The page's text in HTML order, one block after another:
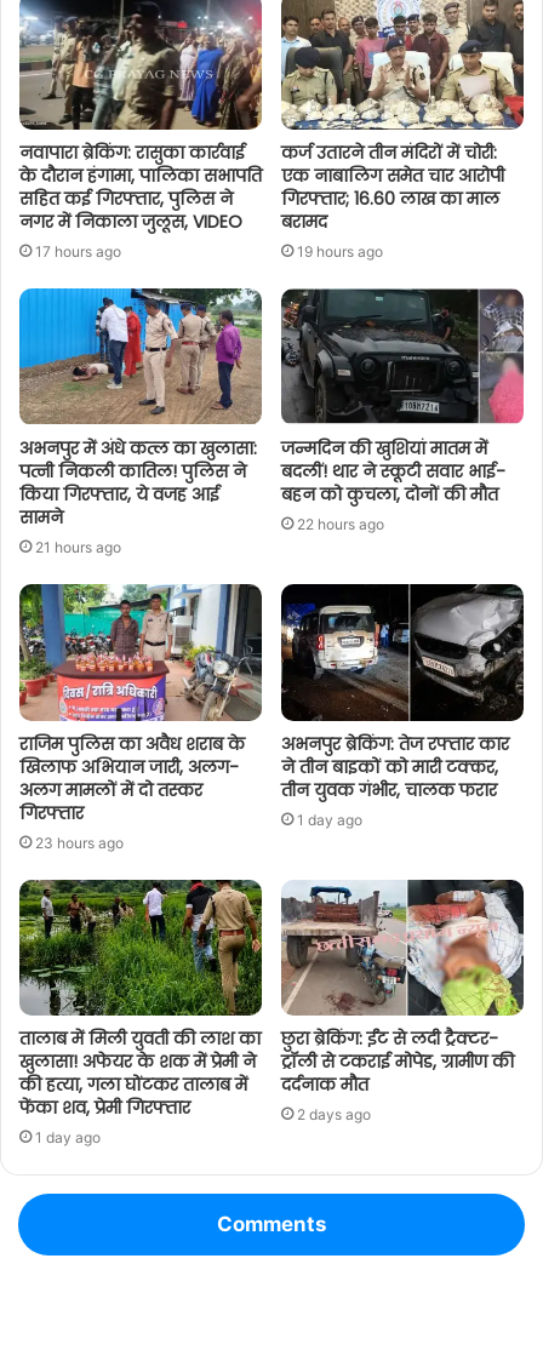
नवापारा ब्रेकिंग: रासुका कार्रवाई
के दौरान हंगामा, पालिका सभापति
सहित कई गिरफ्तार, पुलिस ने
नगर में निकाला जुलूस, VIDEO
17 hours ago
कर्ज उतारने तीन मंदिरों में चोरी:
एक नाबालिग समेत चार आरोपी
गिरफ्तार; 16.60 लाख का माल
बरामद
19 hours ago
अभनपुर में अंधे कत्ल का खुलासा:
पत्नी निकली कातिल! पुलिस ने
किया गिरफ्तार, ये वजह आई
सामने
21 hours ago
जन्मदिन की खुशियां मातम में
बदलीं! थार ने स्कूटी सवार भाई-
बहन को कुचला, दोनों की मौत
22 hours ago
राजिम पुलिस का अवैध शराब के
खिलाफ अभियान जारी, अलग-
अलग मामलों में दो तस्कर
गिरफ्तार
23 hours ago
अभनपुर ब्रेकिंग: तेज रफ्तार कार
ने तीन बाइकों को मारी टक्कर,
तीन युवक गंभीर, चालक फरार
1 day ago
तालाब में मिली युवती की लाश का
खुलासा! अफेयर के शक में प्रेमी ने
की हत्या, गला घोंटकर तालाब में
फेंका शव, प्रेमी गिरफ्तार
1 day ago
छुरा ब्रेकिंग: ईंट से लदी ट्रैक्टर-
ट्रॉली से टकराई मोपेड, ग्रामीण की
दर्दनाक मौत
2 days ago
Comments